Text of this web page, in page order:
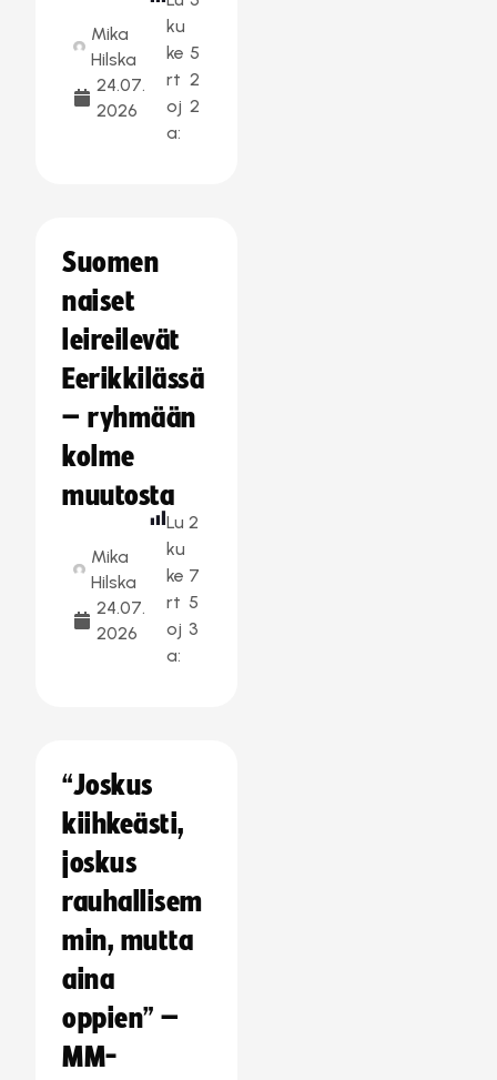
Mika
Hilska
24.07.
2026
ku
ke
rt
oj
a:
5
2
2
Suomen
naiset
leireilevät
Eerikkilässä
– ryhmään
kolme
muutosta
Mika
Hilska
24.07.
2026
Lu
ku
ke
rt
oj
a:
2
7
5
3
“Joskus
kiihkeästi,
joskus
rauhallisem
min, mutta
aina
oppien” –
MM-